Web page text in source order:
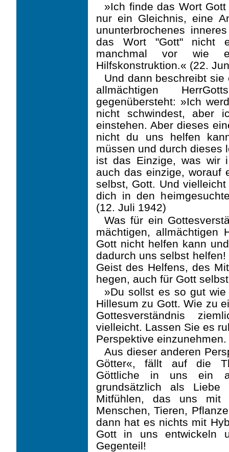
»Ich finde das Wort
nur ein Gleichnis, eine
ununterbrochenes
das Wort "Gott" nicht
manchmal vor wie
Hilfskonstruktion.« (22.
Und dann beschreibt
allmächtigen
gegenübersteht: »Ich
nicht schwindest, aber
einstehen. Aber dieses
nicht du uns helfen
müssen und durch dieses
ist das Einzige, was wir
auch das einzige, worauf
selbst, Gott. Und
dich in den
(12. Juli 1942)
Was für ein
mächtigen,
Gott nicht helfen kann
dadurch uns selbst
Geist des Helfens, des
hegen, auch für Gott
»Du sollst es so gut
Hillesum zu Gott. Wie zu
Gottesverständnis
vielleicht. Lassen Sie es
Perspektive einzunehmen.
Aus dieser anderen
Götter«, fällt auf die
Göttliche in uns ein
grundsätzlich als
Mitfühlen, das uns mit
Menschen, Tieren,
dann hat es nichts mit
Gott in uns entwickeln
Gegenteil!